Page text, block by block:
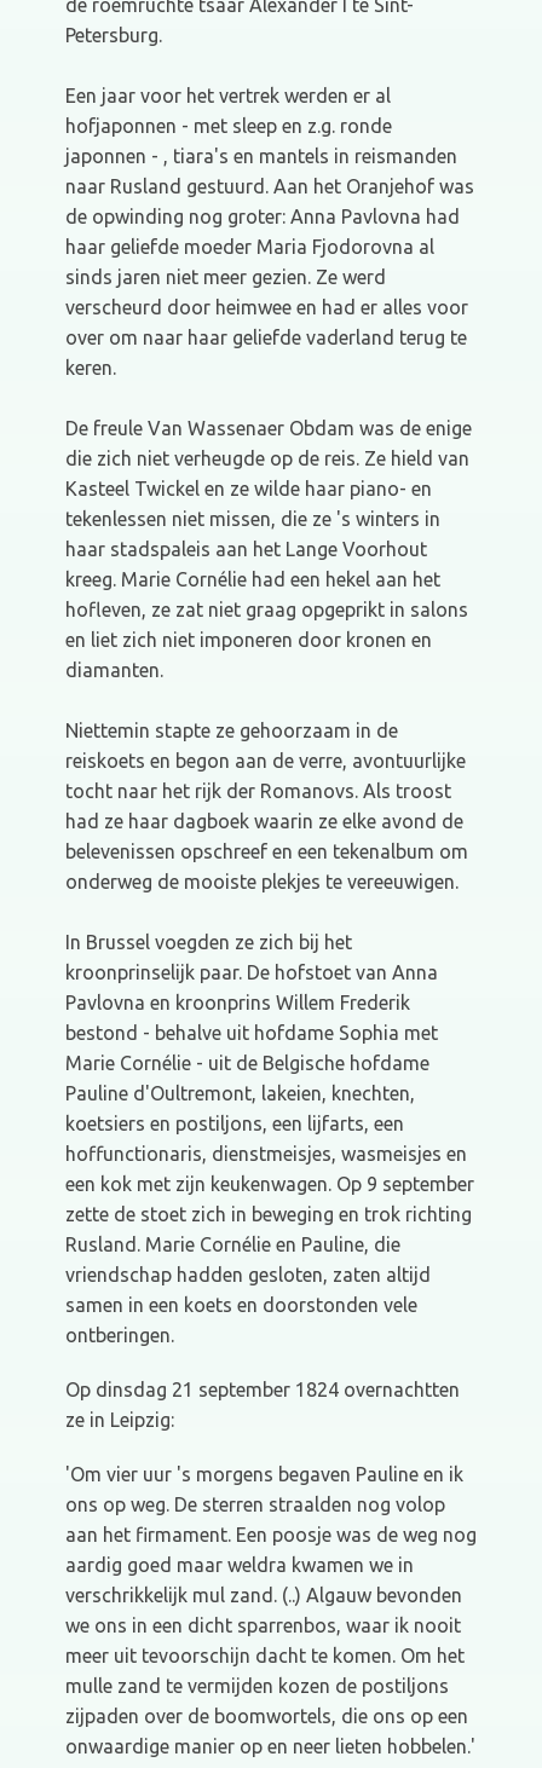
de roemruchte tsaar Alexander I te Sint-
Petersburg.
Een jaar voor het vertrek werden er al
hofjaponnen - met sleep en z.g. ronde
japonnen - , tiara's en mantels in reismanden
naar Rusland gestuurd. Aan het Oranjehof was
de opwinding nog groter: Anna Pavlovna had
haar geliefde moeder Maria Fjodorovna al
sinds jaren niet meer gezien. Ze werd
verscheurd door heimwee en had er alles voor
over om naar haar geliefde vaderland terug te
keren.
De freule Van Wassenaer Obdam was de enige
die zich niet verheugde op de reis. Ze hield van
Kasteel Twickel en ze wilde haar piano- en
tekenlessen niet missen, die ze 's winters in
haar stadspaleis aan het Lange Voorhout
kreeg. Marie Cornélie had een hekel aan het
hofleven, ze zat niet graag opgeprikt in salons
en liet zich niet imponeren door kronen en
diamanten.
Niettemin stapte ze gehoorzaam in de
reiskoets en begon aan de verre, avontuurlijke
tocht naar het rijk der Romanovs. Als troost
had ze haar dagboek waarin ze elke avond de
belevenissen opschreef en een tekenalbum om
onderweg de mooiste plekjes te vereeuwigen.
In Brussel voegden ze zich bij het
kroonprinselijk paar. De hofstoet van Anna
Pavlovna en kroonprins Willem Frederik
bestond - behalve uit hofdame Sophia met
Marie Cornélie - uit de Belgische hofdame
Pauline d'Oultremont, lakeien, knechten,
koetsiers en postiljons, een lijfarts, een
hoffunctionaris, dienstmeisjes, wasmeisjes en
een kok met zijn keukenwagen. Op 9 september
zette de stoet zich in beweging en trok richting
Rusland. Marie Cornélie en Pauline, die
vriendschap hadden gesloten, zaten altijd
samen in een koets en doorstonden vele
ontberingen.
Op dinsdag 21 september 1824 overnachtten
ze in Leipzig:
'Om vier uur 's morgens begaven Pauline en ik
ons op weg. De sterren straalden nog volop
aan het firmament. Een poosje was de weg nog
aardig goed maar weldra kwamen we in
verschrikkelijk mul zand. (..) Algauw bevonden
we ons in een dicht sparrenbos, waar ik nooit
meer uit tevoorschijn dacht te komen. Om het
mulle zand te vermijden kozen de postiljons
zijpaden over de boomwortels, die ons op een
onwaardige manier op en neer lieten hobbelen.'